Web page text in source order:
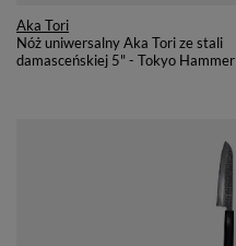
Aka Tori
Nóż uniwersalny Aka Tori ze stali
damasceńskiej 5" - Tokyo Hammer